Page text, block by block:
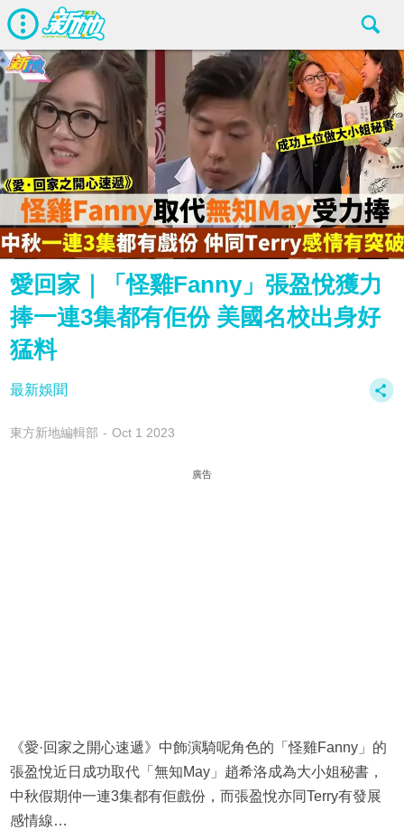
愛回家｜「怪雞Fanny」張盈悅獲力
捧一連3集都有佢份 美國名校出身好
猛料
最新娛聞
東方新地編輯部 Oct 1 2023
廣告
《愛·回家之開心速遞》中飾演騎呢角色的「怪雞Fanny」的
張盈悅近日成功取代「無知May」趙希洛成為大小姐秘書，
中秋假期仲一連3集都有佢戲份，而張盈悅亦同Terry有發展
感情線…